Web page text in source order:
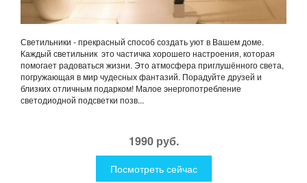
Светильники - прекрасный способ создать уют в Вашем доме.
Каждый светильник это частичка хорошего настроения, которая
помогает радоваться жизни. Это атмосфера приглушённого света,
погружающая в мир чудесных фантазий. Порадуйте друзей и
близких отличным подарком! Малое энергопотребление
светодиодной подсветки позв...
1990 руб.
Посмотреть сейчас